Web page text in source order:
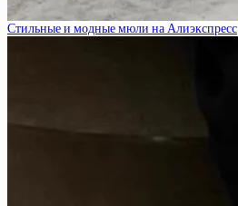
Стильные и модные мюли на Алиэкспресс